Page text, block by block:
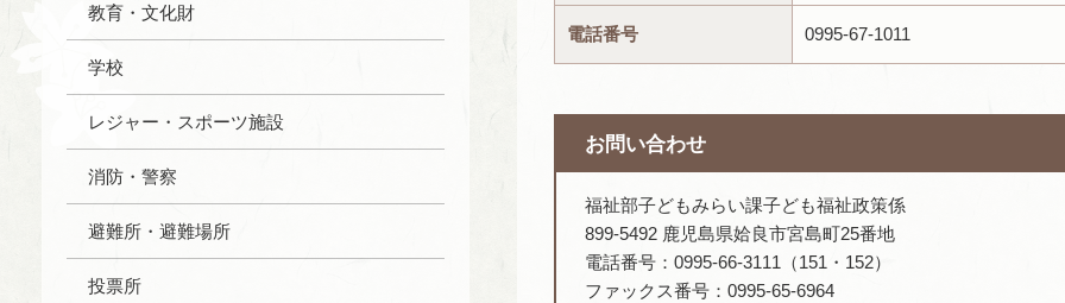
教育・文化財
学校
レジャー・スポーツ施設
消防・警察
避難所・避難場所
投票所
電話番号 0995-67-1011
お問い合わせ
福祉部子どもみらい課子ども福祉政策係
899-5492 鹿児島県姶良市宮島町25番地
電話番号：0995-66-3111（151・152）
ファックス番号：0995-65-6964